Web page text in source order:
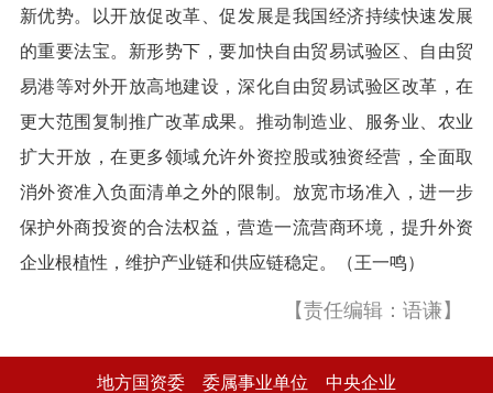
新优势。以开放促改革、促发展是我国经济持续快速发展
的重要法宝。新形势下，要加快自由贸易试验区、自由贸
易港等对外开放高地建设，深化自由贸易试验区改革，在
更大范围复制推广改革成果。推动制造业、服务业、农业
扩大开放，在更多领域允许外资控股或独资经营，全面取
消外资准入负面清单之外的限制。放宽市场准入，进一步
保护外商投资的合法权益，营造一流营商环境，提升外资
企业根植性，维护产业链和供应链稳定。（王一鸣）
【责任编辑：语谦】
地方国资委 委属事业单位 中央企业